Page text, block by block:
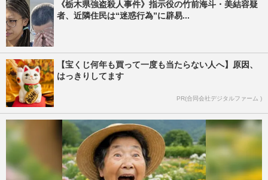
《栃木県強盗殺人事件》指示役の竹前海斗・美結容疑
者、近隣住民は“迷惑行為”に辟易...
【宝くじ何年も買って一度も当たらない人へ】原因、
はっきりしてます
PR(合同会社デジタルファーム )